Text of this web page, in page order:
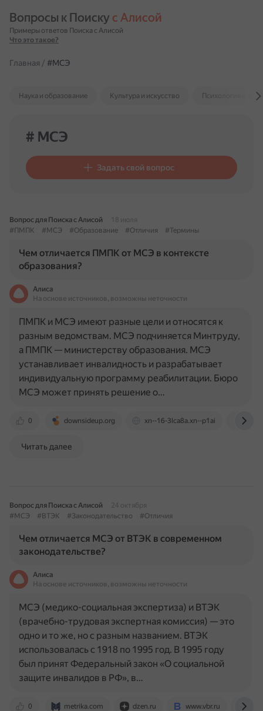
Вопросы к Поиску с Алисой
Примеры ответов Поиска с Алисой
Что это такое?
Главная / #МСЭ
Наука и образование Культура и искусство Психология и
# МСЭ
Задать свой вопрос
Вопрос для Поиска с Алисой
18 июля
#ПМПК
#МСЭ #Образование #Отличия #Термины
Чем отличается ПМПК от МСЭ в контексте
образования?
Алиса
На основе источников, возможны неточности
0 downsideup.org xn--16-3lca8a.xn--p1ai uo-
ПМПК и МСЭ имеют разные цели и относятся к
разным ведомствам. МСЭ подчиняется Минтруду,
а ПМПК — министерству образования. МСЭ
устанавливает инвалидность и разрабатывает
индивидуальную программу реабилитации. Бюро
МСЭ может принять решение о…
Читать далее
Вопрос для Поиска с Алисой
24 октября
#МСЭ
#ВТЭК #Законодательство #Отличия
Чем отличается МСЭ от ВТЭК в современном
законодательстве?
Алиса
На основе источников, возможны неточности
0 metrika.com dzen.ru www.vbr.ru
МСЭ (медико-социальная экспертиза) и ВТЭК
(врачебно-трудовая экспертная комиссия) — это
одно и то же, но с разным названием. ВТЭК
использовалась с 1918 по 1995 год. В 1995 году
был принят Федеральный закон «О социальной
защите инвалидов в РФ», в…